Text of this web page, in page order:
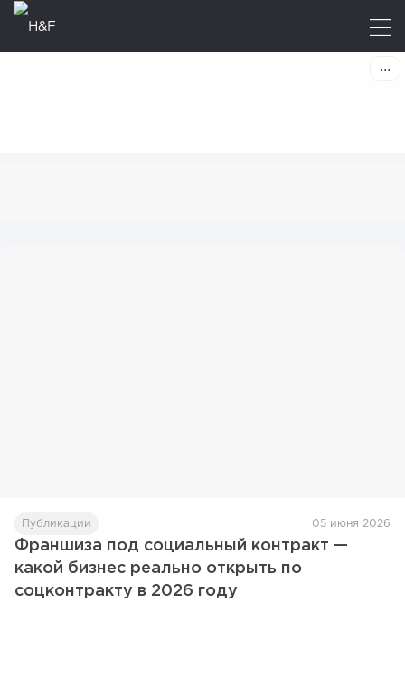
Публикации 05 июня 2026
Франшиза под социальный контракт —
какой бизнес реально открыть по
соцконтракту в 2026 году